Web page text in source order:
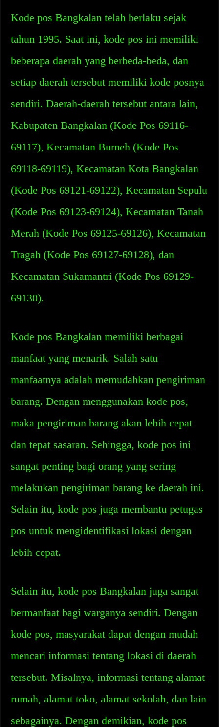
Kode pos Bangkalan telah berlaku sejak
tahun 1995. Saat ini, kode pos ini memiliki
beberapa daerah yang berbeda-beda, dan
setiap daerah tersebut memiliki kode posnya
sendiri. Daerah-daerah tersebut antara lain,
Kabupaten Bangkalan (Kode Pos 69116-
69117), Kecamatan Burneh (Kode Pos
69118-69119), Kecamatan Kota Bangkalan
(Kode Pos 69121-69122), Kecamatan Sepulu
(Kode Pos 69123-69124), Kecamatan Tanah
Merah (Kode Pos 69125-69126), Kecamatan
Tragah (Kode Pos 69127-69128), dan
Kecamatan Sukamantri (Kode Pos 69129-
69130).
Kode pos Bangkalan memiliki berbagai
manfaat yang menarik. Salah satu
manfaatnya adalah memudahkan pengiriman
barang. Dengan menggunakan kode pos,
maka pengiriman barang akan lebih cepat
dan tepat sasaran. Sehingga, kode pos ini
sangat penting bagi orang yang sering
melakukan pengiriman barang ke daerah ini.
Selain itu, kode pos juga membantu petugas
pos untuk mengidentifikasi lokasi dengan
lebih cepat.
Selain itu, kode pos Bangkalan juga sangat
bermanfaat bagi warganya sendiri. Dengan
kode pos, masyarakat dapat dengan mudah
mencari informasi tentang lokasi di daerah
tersebut. Misalnya, informasi tentang alamat
rumah, alamat toko, alamat sekolah, dan lain
sebagainya. Dengan demikian, kode pos